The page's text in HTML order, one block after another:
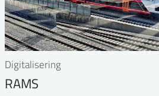
Digitalisering
RAMS